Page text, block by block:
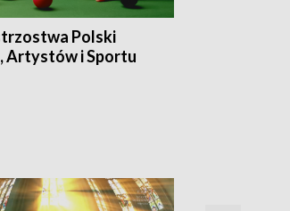
Polski
Artystów i Sportu